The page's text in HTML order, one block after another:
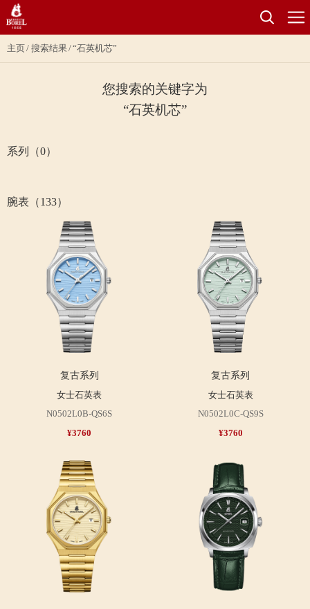
主页 搜索结果 “石英机芯”
您搜索的关键字为
“石英机芯”
系列（0）
腕表（133）
复古系列
女士石英表
N0502L0B-QS6S
¥3760
复古系列
女士石英表
N0502L0C-QS9S
¥3760